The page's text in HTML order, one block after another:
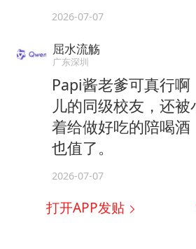
2026-07-07
屈水流觞
广东深圳
Papi酱老爹可真行
儿的同级校友，还
着给做好吃的陪喝酒
也值了。
2026-07-07
打开APP发贴